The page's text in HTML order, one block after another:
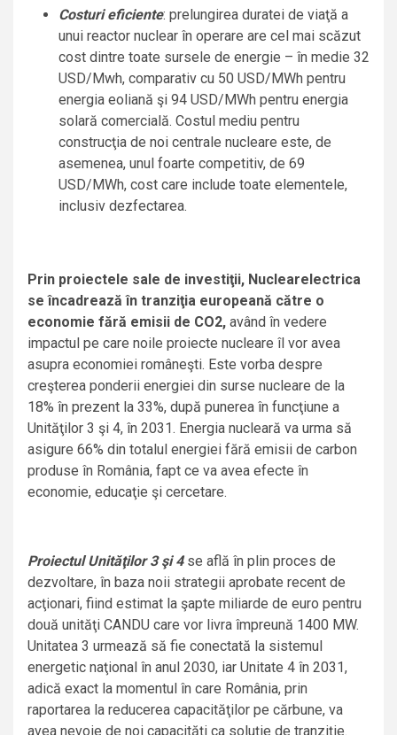
Costuri eficiente: prelungirea duratei de viaţă a
unui reactor nuclear în operare are cel mai scăzut
cost dintre toate sursele de energie – în medie 32
USD/Mwh, comparativ cu 50 USD/MWh pentru
energia eoliană şi 94 USD/MWh pentru energia
solară comercială. Costul mediu pentru
construcţia de noi centrale nucleare este, de
asemenea, unul foarte competitiv, de 69
USD/MWh, cost care include toate elementele,
inclusiv dezfectarea.
Prin proiectele sale de investiţii, Nuclearelectrica
se încadrează în tranziţia europeană către o
economie fără emisii de CO2, având în vedere
impactul pe care noile proiecte nucleare îl vor avea
asupra economiei româneşti. Este vorba despre
creşterea ponderii energiei din surse nucleare de la
18% în prezent la 33%, după punerea în funcţiune a
Unităţilor 3 şi 4, în 2031. Energia nucleară va urma să
asigure 66% din totalul energiei fără emisii de carbon
produse în România, fapt ce va avea efecte în
economie, educaţie şi cercetare.
Proiectul Unităţilor 3 şi 4se află în plin proces de
dezvoltare, în baza noii strategii aprobate recent de
acţionari, fiind estimat la şapte miliarde de euro pentru
două unităţi CANDU care vor livra împreună 1400 MW.
Unitatea 3 urmează să fie conectată la sistemul
energetic naţional în anul 2030, iar Unitate 4 în 2031,
adică exact la momentul în care România, prin
raportarea la reducerea capacităţilor pe cărbune, va
avea nevoie de noi capacităţi ca soluţie de tranziţie.